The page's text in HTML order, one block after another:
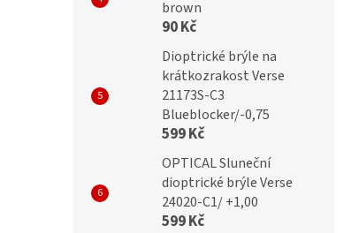
brown
90 Kč
Dioptrické brýle na
krátkozrakost Verse
21173S-C3
Blueblocker/-0,75
599 Kč
OPTICAL Sluneční
dioptrické brýle Verse
24020-C1/ +1,00
599 Kč
Party brýle PIXEL CAT.0
oranžové